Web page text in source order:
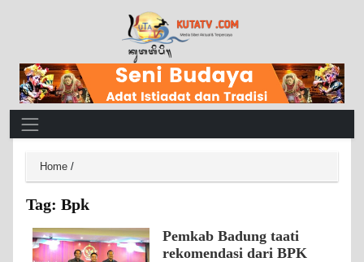
Main Navigation
Home /
Tag: Bpk
Pemkab Badung taati
rekomendasi dari BPK